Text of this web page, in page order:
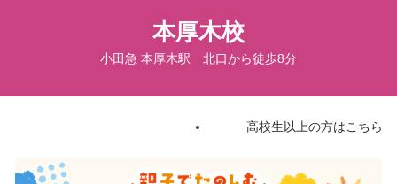
本厚木校
小田急 本厚木駅 北口から徒歩8分
高校生以上の方はこちら